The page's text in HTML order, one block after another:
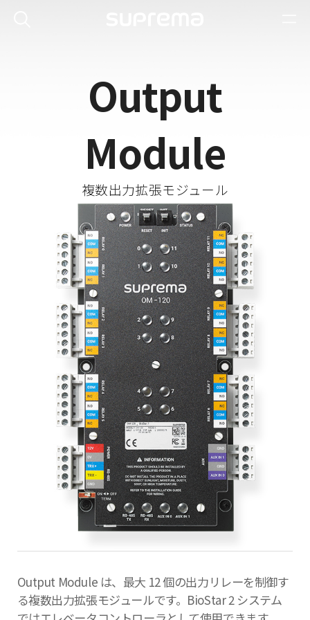
Output
Module
複数出力拡張モジュール
Output Module は、最大 12 個の出力リレーを制御す
る複数出力拡張モジュールです。BioStar 2 システム